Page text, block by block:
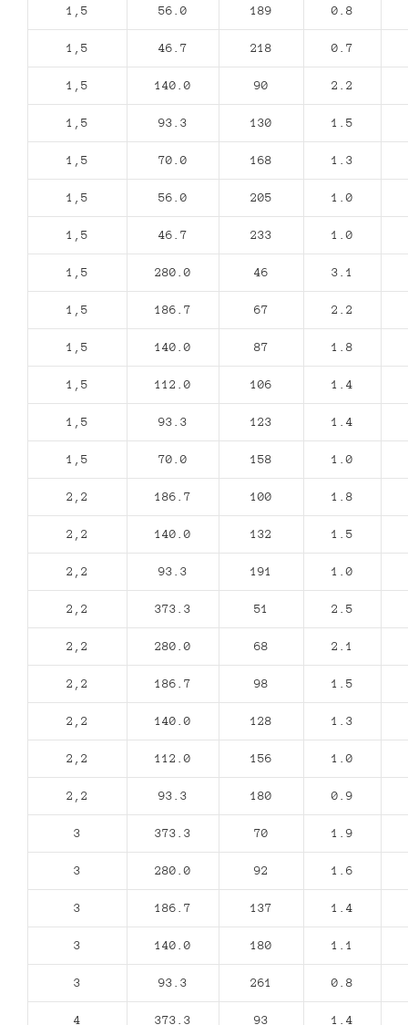
1,5 56.0 189 0.8
1,5 46.7 218 0.7
1,5 140.0 90 2.2
1,5 93.3 130 1.5
1,5 70.0 168 1.3
1,5 56.0 205 1.0
1,5 46.7 233 1.0
1,5 280.0 46 3.1
1,5 186.7 67 2.2
1,5 140.0 87 1.8
1,5 112.0 106 1.4
1,5 93.3 123 1.4
1,5 70.0 158 1.0
2,2 186.7 100 1.8
2,2 140.0 132 1.5
2,2 93.3 191 1.0
2,2 373.3 51 2.5
2,2 280.0 68 2.1
2,2 186.7 98 1.5
2,2 140.0 128 1.3
2,2 112.0 156 1.0
2,2 93.3 180 0.9
3 373.3 70 1.9
3 280.0 92 1.6
3 186.7 137 1.4
3 140.0 180 1.1
3 93.3 261 0.8
4 373.3 93 1.4